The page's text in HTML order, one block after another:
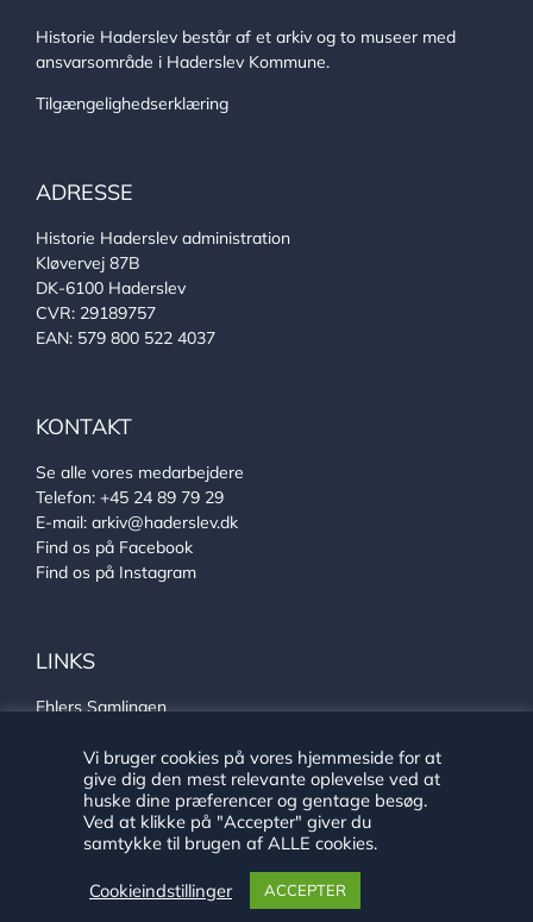
Historie Haderslev består af et arkiv og to museer med
ansvarsområde i Haderslev Kommune.
Tilgængelighedserklæring
ADRESSE
Historie Haderslev administration
Kløvervej 87B
DK-6100 Haderslev
CVR: 29189757
EAN: 579 800 522 4037
KONTAKT
Se alle vores medarbejdere
Telefon: +45 24 89 79 29
E-mail: arkiv@haderslev.dk
Find os på Facebook
Find os på Instagram
LINKS
Ehlers Samlingen
Sønderjysk arkivsamarbejde
Vi bruger cookies på vores hjemmeside for at
give dig den mest relevante oplevelse ved at
huske dine præferencer og gentage besøg.
Ved at klikke på "Accepter" giver du
samtykke til brugen af ALLE cookies.
Cookieindstillinger ACCEPTER